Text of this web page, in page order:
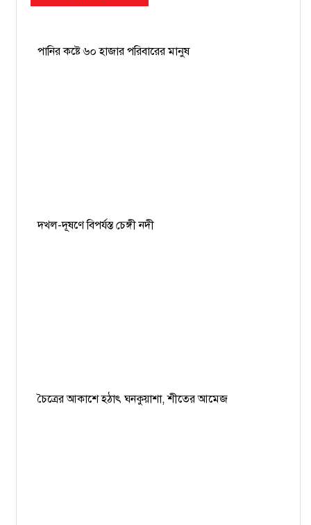
পানির কষ্টে ৬০ হাজার পরিবারের মানুষ
দখল-দূষণে বিপর্যস্ত চেঙ্গী নদী
চৈত্রের আকাশে হঠাৎ ঘনকুয়াশা, শীতের আমেজ